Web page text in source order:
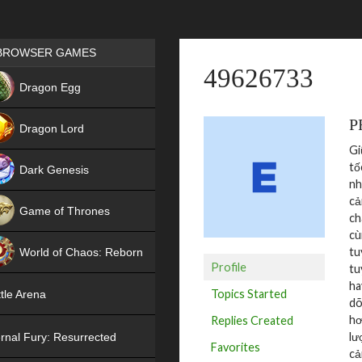
49626733
Profile
Topics Started
Replies Created
Favorites
Games place
GAMES
Dragon Egg
Dragon Lord
Dark Genesis
Game of Thrones
World of Chaos: Reborn
Arena
Fury: Resurrected